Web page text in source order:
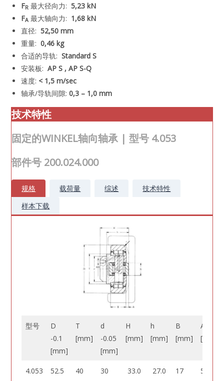
FR 最大径向力: 5,23 kN
FA 最大轴向力: 1,68 kN
直径: 52,50 mm
重量: 0,46 kg
合适的导轨:Standard S
安装板:AP S , AP S-Q
速度: < 1,5 m/sec
轴承/导轨间隙:0,3 – 1,0 mm
技术特性
固定的WINKEL轴向轴承 | 型号 4.053
部件号 200.024.000
规格 载荷量 综述
技术特性
样本下载
型号
D
-0.1
[mm]
T
[mm]
d
-0.05
[mm]
H
[mm]
h
[mm]
B
[mm]
A
[mm]
4.053 52.5 40 30 33.0 27.0 17 5.0